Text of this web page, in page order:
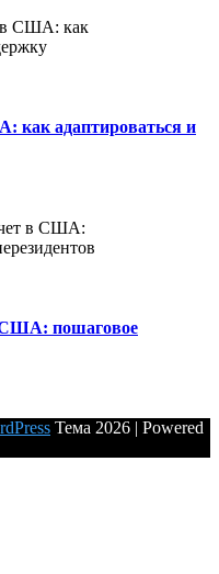
адаптироваться и
США: пошаговое
Тема 2026 | Powered